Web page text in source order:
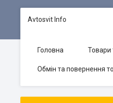
Avtosvit Info
Головна Товари
Обмін та повернення